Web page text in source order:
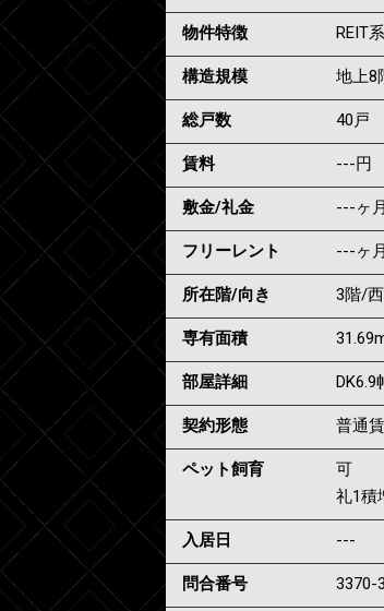
物件特徴 REIT
構造規模 地上8
総戸数 40戸
賃料 ---円
敷金/礼金 ---ヶ月
フリーレント ---ヶ月
所在階/向き 3階/西
専有面積
部屋詳細 DK6.9
契約形態 普通
ペット飼育
可
礼1積
入居日 ---
問合番号 3370-